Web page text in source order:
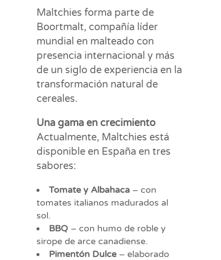
Maltchies forma parte de
Boortmalt, compañía líder
mundial en malteado con
presencia internacional y más
de un siglo de experiencia en la
transformación natural de
cereales.
Una gama en crecimiento
Actualmente, Maltchies está
disponible en España en tres
sabores:
Tomate y Albahaca – con
tomates italianos madurados al
sol.
BBQ – con humo de roble y
sirope de arce canadiense.
Pimentón Dulce – elaborado